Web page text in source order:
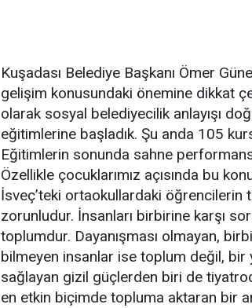
Kuşadası Belediye Başkanı Ömer
gelişim konusundaki önemine dikkat
olarak sosyal belediyecilik anlayışı
eğitimlerine başladık. Şu anda 105
Eğitimlerin sonunda sahne
Özellikle çocuklarımız açısında bu
İsveç’teki ortaokullardaki
zorunludur. İnsanları birbirine karşı
toplumdur. Dayanışması olmayan,
bilmeyen insanlar ise toplum değil, bir
sağlayan gizil güçlerden biri de
en etkin biçimde topluma aktaran bir